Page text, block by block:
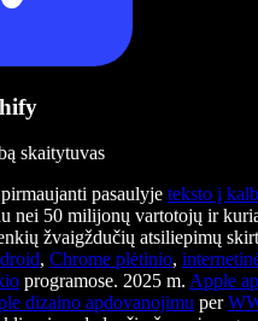
skaitytuvas
pasaulyje teksto į
nei 50 milijonų vartotojų ir
žvaigždučių atsiliepimų
, Chrome plėtinio,
programose. 2025 m. Apple
dizaino apdovanojimu per